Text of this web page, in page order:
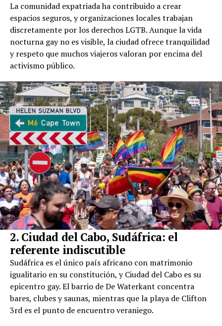
La comunidad expatriada ha contribuido a crear
espacios seguros, y organizaciones locales trabajan
discretamente por los derechos LGTB. Aunque la vida
nocturna gay no es visible, la ciudad ofrece tranquilidad
y respeto que muchos viajeros valoran por encima del
activismo público.
2. Ciudad del Cabo, Sudáfrica: el
referente indiscutible
Sudáfrica es el único país africano con matrimonio
igualitario en su constitución, y Ciudad del Cabo es su
epicentro gay. El barrio de De Waterkant concentra
bares, clubes y saunas, mientras que la playa de Clifton
3rd es el punto de encuentro veraniego.